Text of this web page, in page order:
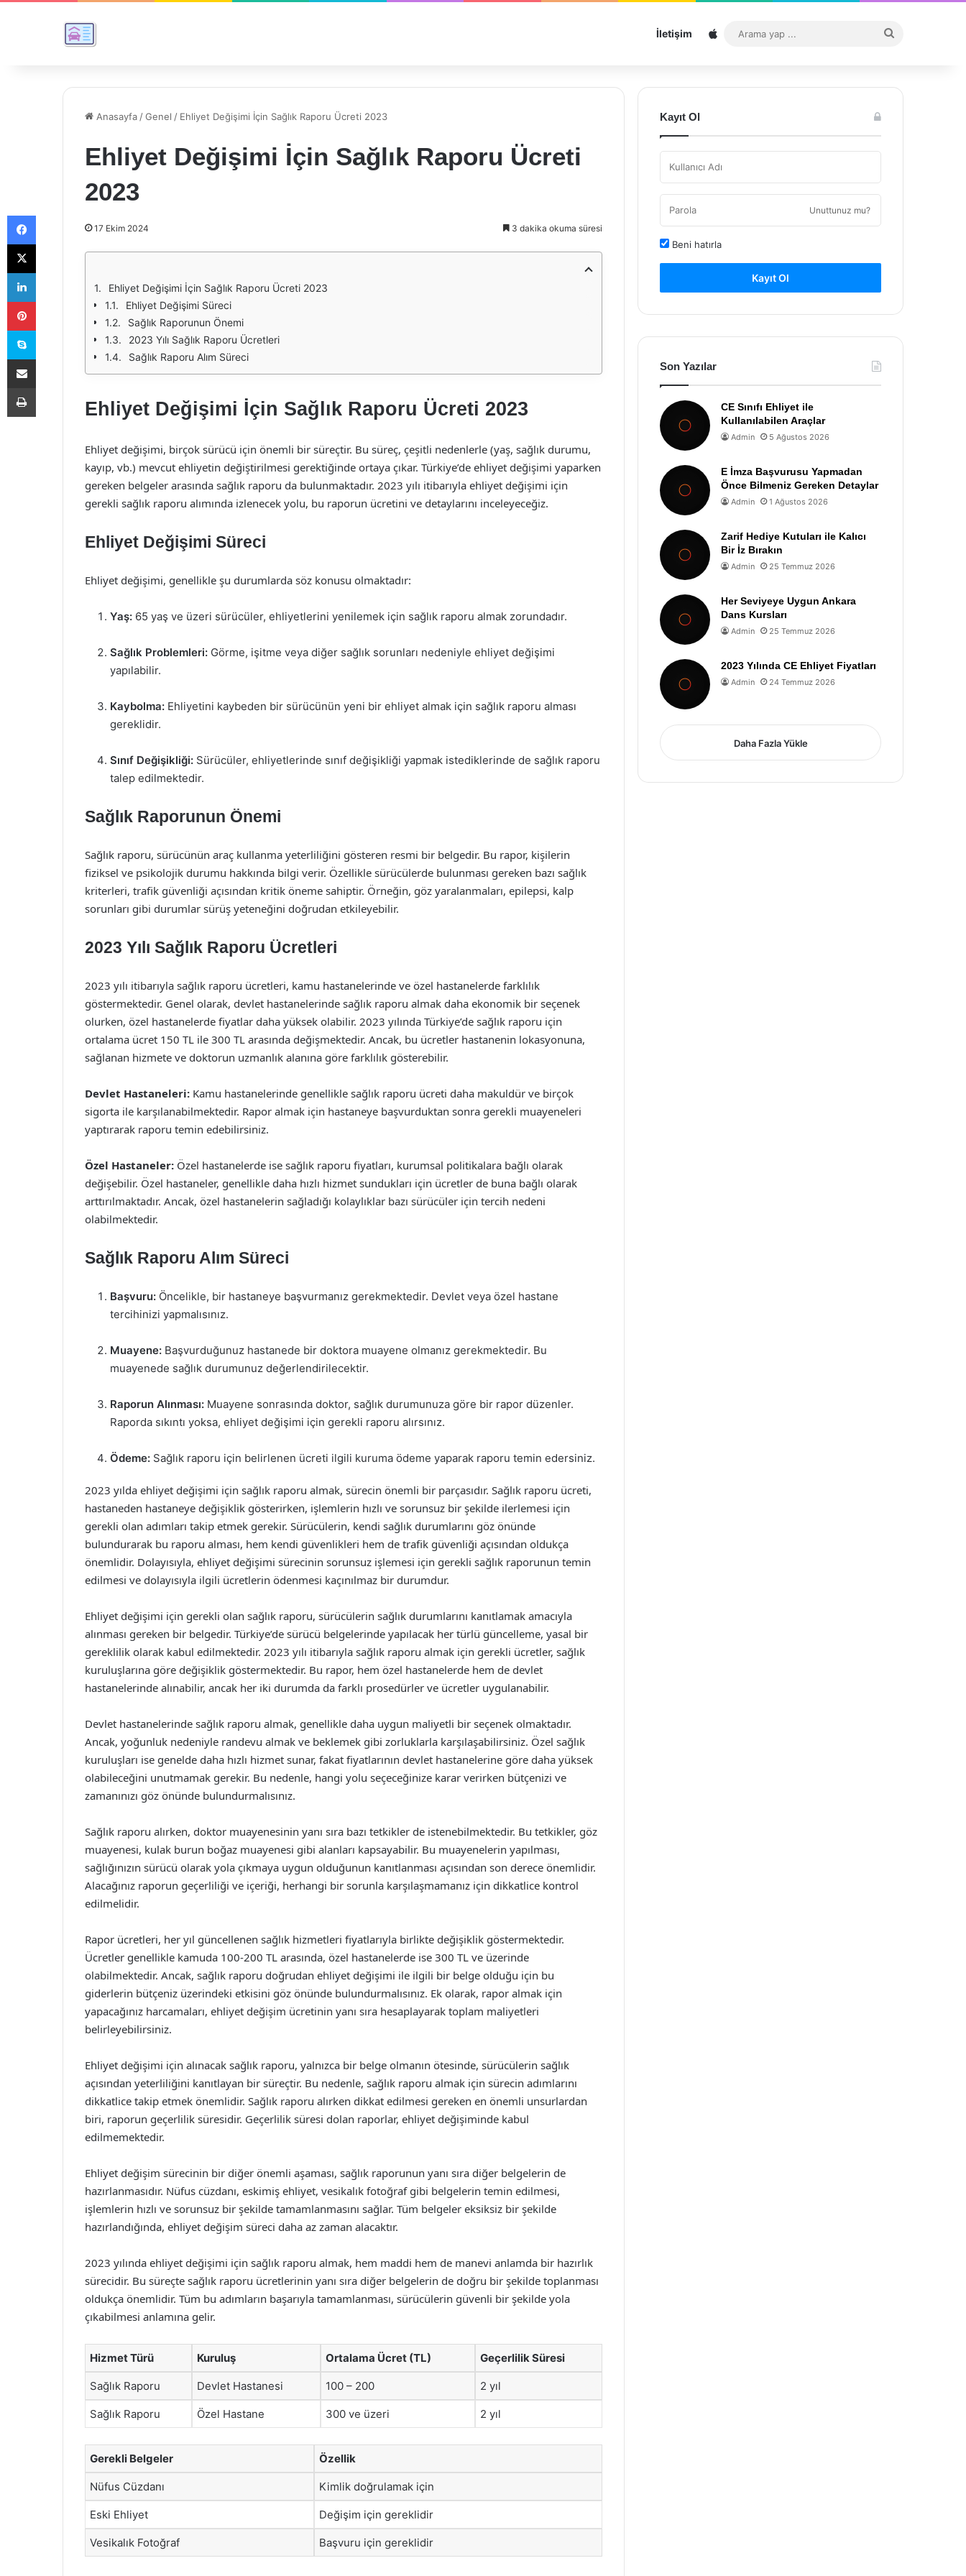
İletişim Sitemap
...
Anasayfa /Genel / Ehliyet Değişimi İçin Sağlık Raporu Ücreti 2023
Ehliyet Değişimi İçin Sağlık Raporu Ücreti
2023
17 Ekim 2024 3 dakika okuma süresi
Ehliyet Değişimi İçin Sağlık Raporu Ücreti 2023
Ehliyet Değişimi Süreci
Sağlık Raporunun Önemi
2023 Yılı Sağlık Raporu Ücretleri
Sağlık Raporu Alım Süreci
Ehliyet Değişimi İçin Sağlık Raporu Ücreti 2023
Ehliyet değişimi, birçok sürücü için önemli bir süreçtir. Bu süreç, çeşitli nedenlerle (yaş, sağlık durumu,
kayıp, vb.) mevcut ehliyetin değiştirilmesi gerektiğinde ortaya çıkar. Türkiye’de ehliyet değişimi yaparken
gereken belgeler arasında sağlık raporu da bulunmaktadır. 2023 yılı itibarıyla ehliyet değişimi için
gerekli sağlık raporu alımında izlenecek yolu, bu raporun ücretini ve detaylarını inceleyeceğiz.
Ehliyet Değişimi Süreci
Ehliyet değişimi, genellikle şu durumlarda söz konusu olmaktadır:
Yaş: 65 yaş ve üzeri sürücüler, ehliyetlerini yenilemek için sağlık raporu almak zorundadır.
Sağlık Problemleri: Görme, işitme veya diğer sağlık sorunları nedeniyle ehliyet değişimi
yapılabilir.
Kaybolma: Ehliyetini kaybeden bir sürücünün yeni bir ehliyet almak için sağlık raporu alması
gereklidir.
Sınıf Değişikliği: Sürücüler, ehliyetlerinde sınıf değişikliği yapmak istediklerinde de sağlık raporu
talep edilmektedir.
Sağlık Raporunun Önemi
Sağlık raporu, sürücünün araç kullanma yeterliliğini gösteren resmi bir belgedir. Bu rapor, kişilerin
fiziksel ve psikolojik durumu hakkında bilgi verir. Özellikle sürücülerde bulunması gereken bazı sağlık
kriterleri, trafik güvenliği açısından kritik öneme sahiptir. Örneğin, göz yaralanmaları, epilepsi, kalp
sorunları gibi durumlar sürüş yeteneğini doğrudan etkileyebilir.
2023 Yılı Sağlık Raporu Ücretleri
2023 yılı itibarıyla sağlık raporu ücretleri, kamu hastanelerinde ve özel hastanelerde farklılık
göstermektedir. Genel olarak, devlet hastanelerinde sağlık raporu almak daha ekonomik bir seçenek
olurken, özel hastanelerde fiyatlar daha yüksek olabilir. 2023 yılında Türkiye’de sağlık raporu için
ortalama ücret 150 TL ile 300 TL arasında değişmektedir. Ancak, bu ücretler hastanenin lokasyonuna,
sağlanan hizmete ve doktorun uzmanlık alanına göre farklılık gösterebilir.
Devlet Hastaneleri: Kamu hastanelerinde genellikle sağlık raporu ücreti daha makuldür ve birçok
sigorta ile karşılanabilmektedir. Rapor almak için hastaneye başvurduktan sonra gerekli muayeneleri
yaptırarak raporu temin edebilirsiniz.
Özel Hastaneler: Özel hastanelerde ise sağlık raporu fiyatları, kurumsal politikalara bağlı olarak
değişebilir. Özel hastaneler, genellikle daha hızlı hizmet sundukları için ücretler de buna bağlı olarak
arttırılmaktadır. Ancak, özel hastanelerin sağladığı kolaylıklar bazı sürücüler için tercih nedeni
olabilmektedir.
Sağlık Raporu Alım Süreci
Başvuru: Öncelikle, bir hastaneye başvurmanız gerekmektedir. Devlet veya özel hastane
tercihinizi yapmalısınız.
Muayene: Başvurduğunuz hastanede bir doktora muayene olmanız gerekmektedir. Bu
muayenede sağlık durumunuz değerlendirilecektir.
Raporun Alınması: Muayene sonrasında doktor, sağlık durumunuza göre bir rapor düzenler.
Raporda sıkıntı yoksa, ehliyet değişimi için gerekli raporu alırsınız.
Ödeme: Sağlık raporu için belirlenen ücreti ilgili kuruma ödeme yaparak raporu temin edersiniz.
2023 yılda ehliyet değişimi için sağlık raporu almak, sürecin önemli bir parçasıdır. Sağlık raporu ücreti,
hastaneden hastaneye değişiklik gösterirken, işlemlerin hızlı ve sorunsuz bir şekilde ilerlemesi için
gerekli olan adımları takip etmek gerekir. Sürücülerin, kendi sağlık durumlarını göz önünde
bulundurarak bu raporu alması, hem kendi güvenlikleri hem de trafik güvenliği açısından oldukça
önemlidir. Dolayısıyla, ehliyet değişimi sürecinin sorunsuz işlemesi için gerekli sağlık raporunun temin
edilmesi ve dolayısıyla ilgili ücretlerin ödenmesi kaçınılmaz bir durumdur.
Ehliyet değişimi için gerekli olan sağlık raporu, sürücülerin sağlık durumlarını kanıtlamak amacıyla
alınması gereken bir belgedir. Türkiye’de sürücü belgelerinde yapılacak her türlü güncelleme, yasal bir
gereklilik olarak kabul edilmektedir. 2023 yılı itibarıyla sağlık raporu almak için gerekli ücretler, sağlık
kuruluşlarına göre değişiklik göstermektedir. Bu rapor, hem özel hastanelerde hem de devlet
hastanelerinde alınabilir, ancak her iki durumda da farklı prosedürler ve ücretler uygulanabilir.
Devlet hastanelerinde sağlık raporu almak, genellikle daha uygun maliyetli bir seçenek olmaktadır.
Ancak, yoğunluk nedeniyle randevu almak ve beklemek gibi zorluklarla karşılaşabilirsiniz. Özel sağlık
kuruluşları ise genelde daha hızlı hizmet sunar, fakat fiyatlarının devlet hastanelerine göre daha yüksek
olabileceğini unutmamak gerekir. Bu nedenle, hangi yolu seçeceğinize karar verirken bütçenizi ve
zamanınızı göz önünde bulundurmalısınız.
Sağlık raporu alırken, doktor muayenesinin yanı sıra bazı tetkikler de istenebilmektedir. Bu tetkikler, göz
muayenesi, kulak burun boğaz muayenesi gibi alanları kapsayabilir. Bu muayenelerin yapılması,
sağlığınızın sürücü olarak yola çıkmaya uygun olduğunun kanıtlanması açısından son derece önemlidir.
Alacağınız raporun geçerliliği ve içeriği, herhangi bir sorunla karşılaşmamanız için dikkatlice kontrol
edilmelidir.
Rapor ücretleri, her yıl güncellenen sağlık hizmetleri fiyatlarıyla birlikte değişiklik göstermektedir.
Ücretler genellikle kamuda 100-200 TL arasında, özel hastanelerde ise 300 TL ve üzerinde
olabilmektedir. Ancak, sağlık raporu doğrudan ehliyet değişimi ile ilgili bir belge olduğu için bu
giderlerin bütçeniz üzerindeki etkisini göz önünde bulundurmalısınız. Ek olarak, rapor almak için
yapacağınız harcamaları, ehliyet değişim ücretinin yanı sıra hesaplayarak toplam maliyetleri
belirleyebilirsiniz.
Ehliyet değişimi için alınacak sağlık raporu, yalnızca bir belge olmanın ötesinde, sürücülerin sağlık
açısından yeterliliğini kanıtlayan bir süreçtir. Bu nedenle, sağlık raporu almak için sürecin adımlarını
dikkatlice takip etmek önemlidir. Sağlık raporu alırken dikkat edilmesi gereken en önemli unsurlardan
biri, raporun geçerlilik süresidir. Geçerlilik süresi dolan raporlar, ehliyet değişiminde kabul
edilmemektedir.
Ehliyet değişim sürecinin bir diğer önemli aşaması, sağlık raporunun yanı sıra diğer belgelerin de
hazırlanmasıdır. Nüfus cüzdanı, eskimiş ehliyet, vesikalık fotoğraf gibi belgelerin temin edilmesi,
işlemlerin hızlı ve sorunsuz bir şekilde tamamlanmasını sağlar. Tüm belgeler eksiksiz bir şekilde
hazırlandığında, ehliyet değişim süreci daha az zaman alacaktır.
2023 yılında ehliyet değişimi için sağlık raporu almak, hem maddi hem de manevi anlamda bir hazırlık
sürecidir. Bu süreçte sağlık raporu ücretlerinin yanı sıra diğer belgelerin de doğru bir şekilde toplanması
oldukça önemlidir. Tüm bu adımların başarıyla tamamlanması, sürücülerin güvenli bir şekilde yola
çıkabilmesi anlamına gelir.
Hizmet Türü Kuruluş Ortalama Ücret (TL) Geçerlilik Süresi
Sağlık Raporu Devlet Hastanesi 100 – 200 2 yıl
Sağlık Raporu Özel Hastane 300 ve üzeri 2 yıl
Gerekli Belgeler Özellik
Nüfus Cüzdanı Kimlik doğrulamak için
Eski Ehliyet Değişim için gereklidir
Vesikalık Fotoğraf Başvuru için gereklidir
Kayıt Ol
Unuttunuz mu?
Beni hatırla
Kayıt Ol
Son Yazılar
CE Sınıfı Ehliyet ile
Kullanılabilen Araçlar
Admin 5 Ağustos 2026
E İmza Başvurusu Yapmadan
Önce Bilmeniz Gereken Detaylar
Admin 1 Ağustos 2026
Zarif Hediye Kutuları ile Kalıcı
Bir İz Bırakın
Admin 25 Temmuz 2026
Her Seviyeye Uygun Ankara
Dans Kursları
Admin 25 Temmuz 2026
2023 Yılında CE Ehliyet Fiyatları
Admin 24 Temmuz 2026
Daha Fazla Yükle
Facebook
X
LinkedIn
Pinterest
Skype
E-Posta ile paylaş